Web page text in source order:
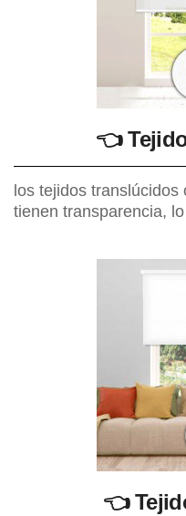
👈
los tejidos
tienen transparencia,
👈